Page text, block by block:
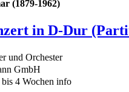
(1879-1962)
in D-Dur
und Orchester
GmbH
4 Wochen info